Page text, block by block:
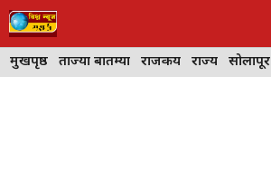
Skip
to
content
मुखपृष्ठ ताज्या बातम्या राजकीय राज्य सोलापूर